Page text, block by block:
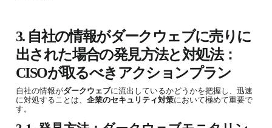
3. 自社の情報がダークウェブに売りに
出された場合の発見方法と対処法：
CISOが取るべきアクションプラン
自社の情報がダークウェブに流出しているかどうかを把握し、迅速
に対処することは、 企業のセキュリティ対策において極めて重要で
す。